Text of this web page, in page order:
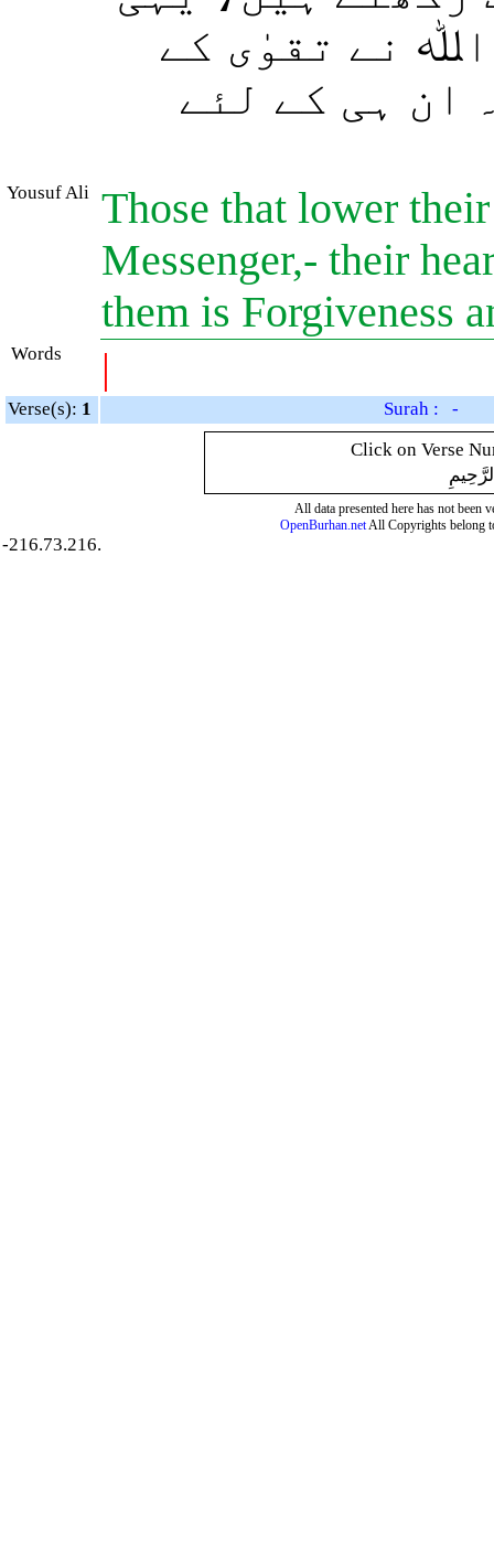
نے تقوٰی کے
ان ہی کے لئے
Yousuf Ali Those that lower
Messenger,- their
them is Forgiveness
Words |
Verse(s): 1
Surah : -
Click on Verse
All data presented here has not been
OpenBurhan.netAll Copyrights belong
-216.73.216.